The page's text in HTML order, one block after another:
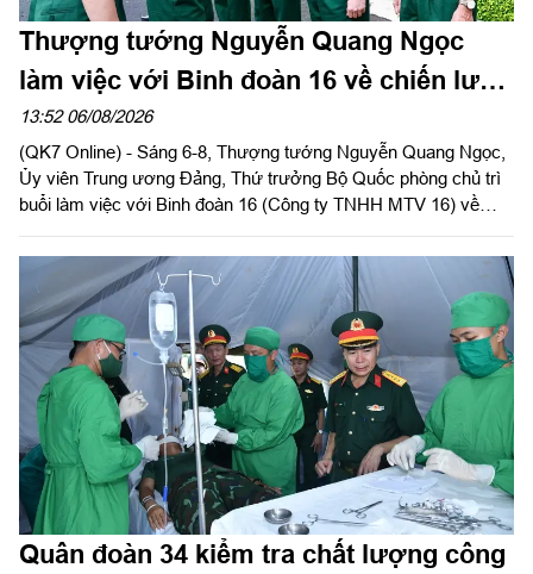
Thượng tướng Nguyễn Quang Ngọc
làm việc với Binh đoàn 16 về chiến lược
phát triển giai đoạn 2026-2030
13:52 06/08/2026
(QK7 Online) - Sáng 6-8, Thượng tướng Nguyễn Quang Ngọc,
Ủy viên Trung ương Đảng, Thứ trưởng Bộ Quốc phòng chủ trì
buổi làm việc với Binh đoàn 16 (Công ty TNHH MTV 16) về
doanh nghiệp.
Quân đoàn 34 kiểm tra chất lượng công